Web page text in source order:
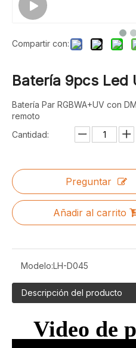
Compartir con:
Batería 9pcs Led
Batería Par RGBWA+UV con
remoto
Cantidad:
Preguntar
Añadir al carrito
Modelo:LH-D045
Descripción del producto
Video de